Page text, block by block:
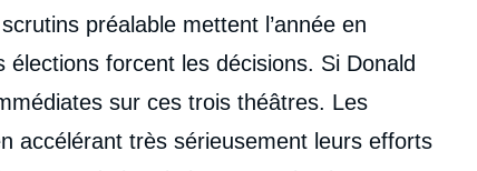
préalable mettent l’année en
forcent les décisions. Si Donald
sur ces trois théâtres. Les
accélérant très sérieusement leurs efforts